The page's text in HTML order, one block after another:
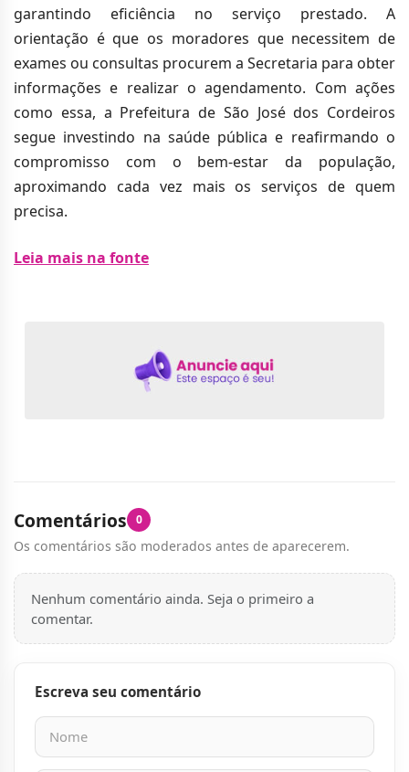
garantindo eficiência no serviço prestado. A
orientação é que os moradores que necessitem de
exames ou consultas procurem a Secretaria para obter
informações e realizar o agendamento. Com ações
como essa, a Prefeitura de São José dos Cordeiros
segue investindo na saúde pública e reafirmando o
compromisso com o bem-estar da população,
aproximando cada vez mais os serviços de quem
precisa.
Leia mais na fonte
Comentários 0
Os comentários são moderados antes de aparecerem.
Nenhum comentário ainda. Seja o primeiro a
comentar.
Escreva seu comentário
Nome
E-mail